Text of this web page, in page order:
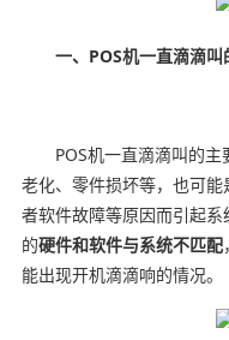
一、POS机一直滴滴叫
POS机一直滴滴叫的主
老化、零件损坏等，也可
者软件故障等原因而引起
的硬件和软件与系统不匹配
能出现开机滴滴响的情况。